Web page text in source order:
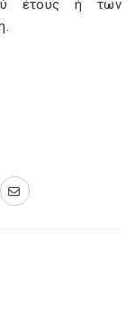
έτους ή των